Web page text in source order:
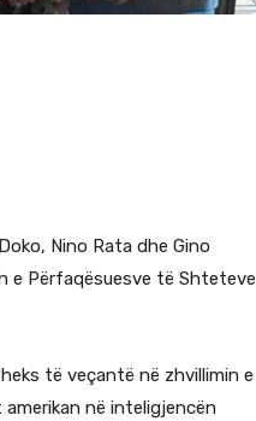
Nino Rata dhe Gino
e Përfaqësuesve të Shteteve
të veçantë në zhvillimin e
në inteligjencën